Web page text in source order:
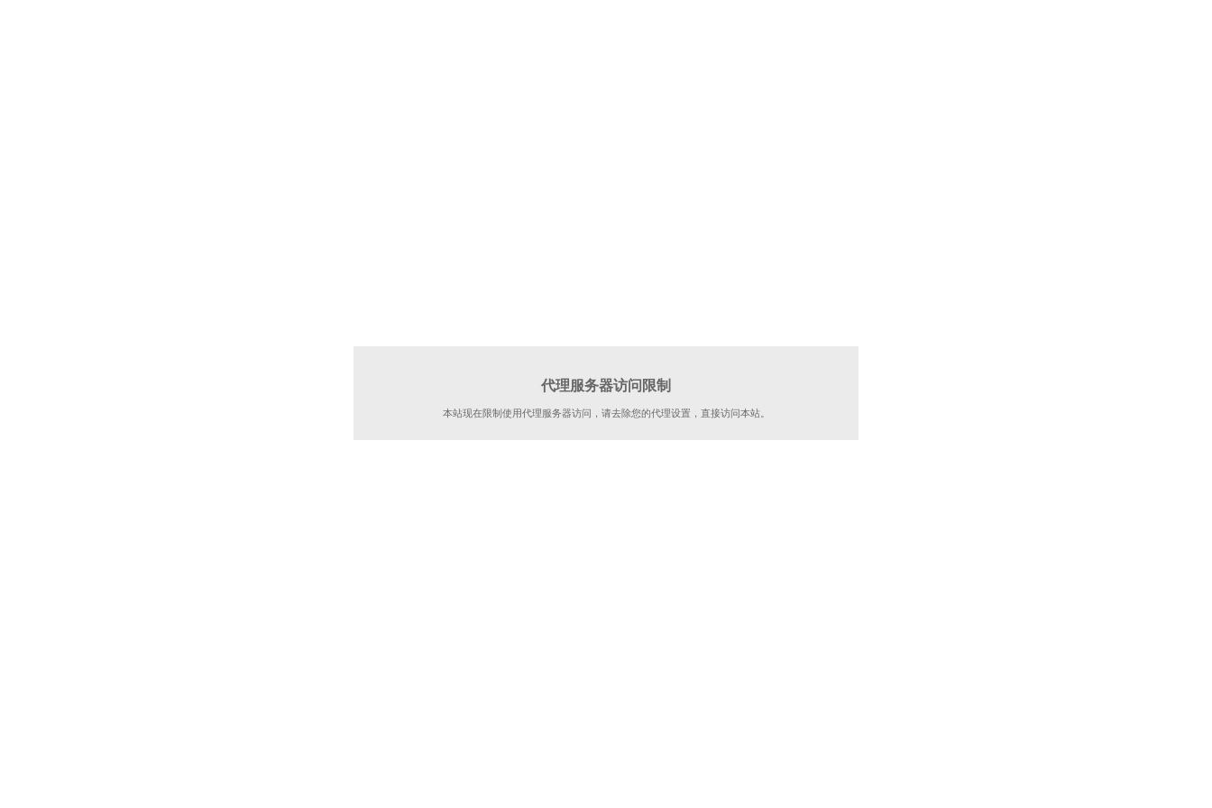
代理服务器访问限制
本站现在限制使用代理服务器访问，请去除您的代理设置，直接访问本站。